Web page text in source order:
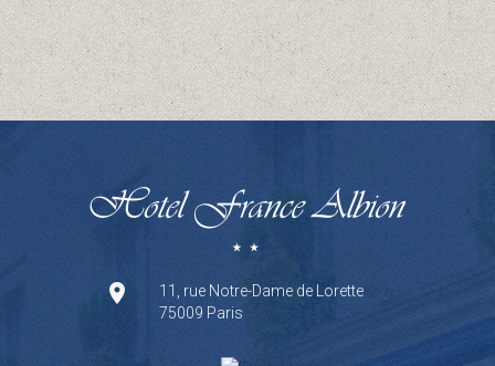
11, rue Notre-Dame de Lorette
75009 Paris